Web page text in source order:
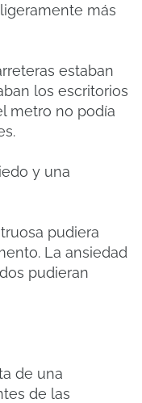
más
estaban
los escritorios
metro no podía
y una
pudiera
La ansiedad
pudieran
de una
de las